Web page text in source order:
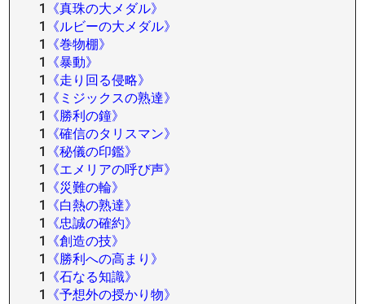
1
《真珠の大メダル》
1
《ルビーの大メダル》
1
《巻物棚》
1
《暴動》
1
《走り回る侵略》
1
《ミジックスの熟達》
1
《勝利の鐘》
1
《確信のタリスマン》
1
《秘儀の印鑑》
1
《エメリアの呼び声》
1
《災難の輪》
1
《白熱の熟達》
1
《忠誠の確約》
1
《創造の技》
1
《勝利への高まり》
1
《石なる知識》
1
《予想外の授かり物》